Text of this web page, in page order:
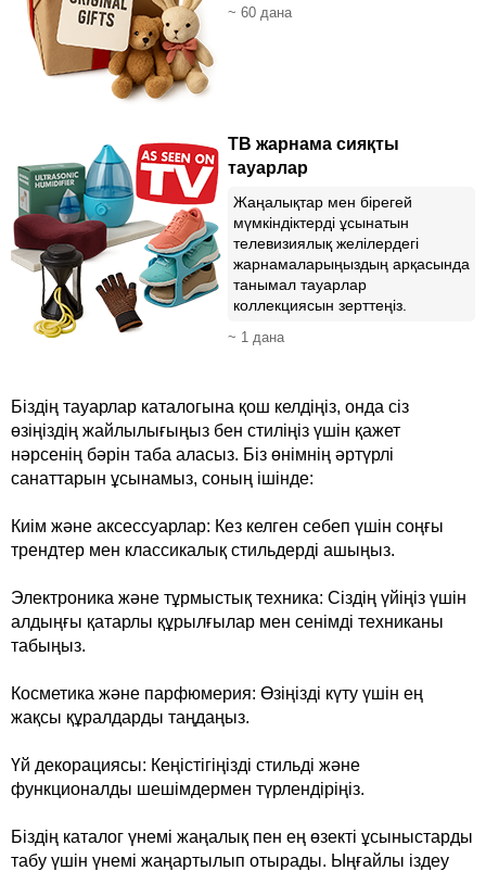
~ 60 дана
ТВ жарнама сияқты
тауарлар
Жаңалықтар мен бірегей
мүмкіндіктерді ұсынатын
телевизиялық желілердегі
жарнамаларыңыздың арқасында
танымал тауарлар
коллекциясын зерттеңіз.
~ 1 дана
Біздің тауарлар каталогына қош келдіңіз, онда сіз
өзіңіздің жайлылығыңыз бен стиліңіз үшін қажет
нәрсенің бәрін таба аласыз. Біз өнімнің әртүрлі
санаттарын ұсынамыз, соның ішінде:
Киім және аксессуарлар: Кез келген себеп үшін соңғы
трендтер мен классикалық стильдерді ашыңыз.
Электроника және тұрмыстық техника: Сіздің үйіңіз үшін
алдыңғы қатарлы құрылғылар мен сенімді техниканы
табыңыз.
Косметика және парфюмерия: Өзіңізді күту үшін ең
жақсы құралдарды таңдаңыз.
Үй декорациясы: Кеңістігіңізді стильді және
функционалды шешімдермен түрлендіріңіз.
Біздің каталог үнемі жаңалық пен ең өзекті ұсыныстарды
табу үшін үнемі жаңартылып отырады. Ыңғайлы іздеу